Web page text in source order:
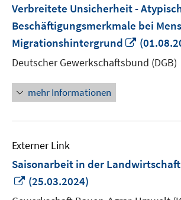
Verbreitete Unsicherheit -
Beschäftigungsmerkmale bei
Migrationshintergrund
In
neuem
Fenster
Deutscher Gewerkschaftsbund (DGB)
mehr Informationen
Externer Link
Saisonarbeit in der
In
neuem
(25.03.2024)